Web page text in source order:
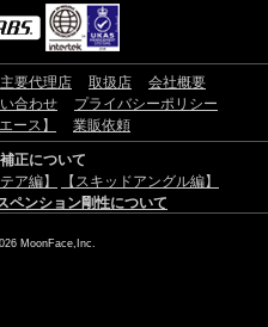
主要代理店 取扱店
会社概要
合わせ
プライバシーポリシー
ース】
業販依頼
正について
ア編】
【スキッドアングル編】
ペンション剛性について
MoonFace,Inc.